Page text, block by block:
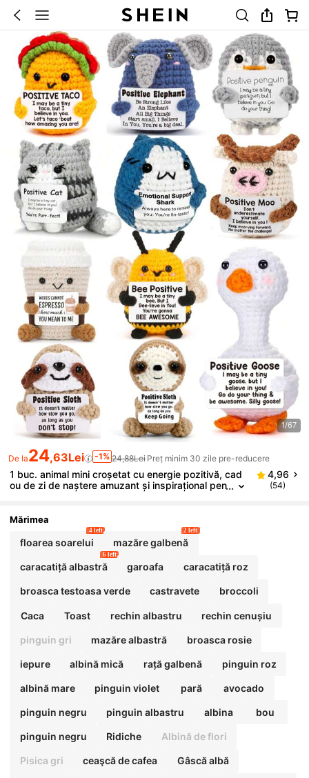
1/67
De la24,63Lei -1% 24,88Lei Preț minim 30 zile pre-reducere
1 buc. animal mini croșetat cu energie pozitivă, cad
ou de zi de naștere amuzant și inspirațional pen
ecorațiune caldă și drăguță pentru zi de naștere, Cr
ăciun, Ziua Îndrăgostiților
4,96
(54)
Mărimea
floarea soarelui
4 left
mazăre galbenă
2 left
caracatiță albastră
6 left
garoafa caracatiță roz
broasca testoasa verde castravete broccoli
Caca Toast rechin albastru rechin cenușiu
pinguin gri mazăre albastră broasca rosie
iepure albină mică rață galbenă pinguin roz
albină mare pinguin violet pară avocado
pinguin negru pinguin albastru albina bou
pinguin negru Ridiche Albină de flori
Pisica gri ceaşcă de cafea Gâscă albă